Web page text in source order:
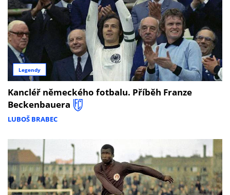
Legendy
Kancléř německého fotbalu. Příběh Franze
Beckenbauera
LUBOŠ BRABEC